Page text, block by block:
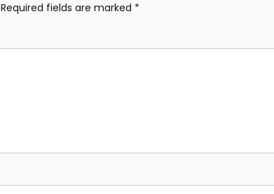
Required fields are marked *